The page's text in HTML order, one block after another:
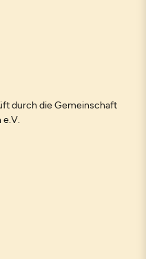
durch die Gemeinschaft